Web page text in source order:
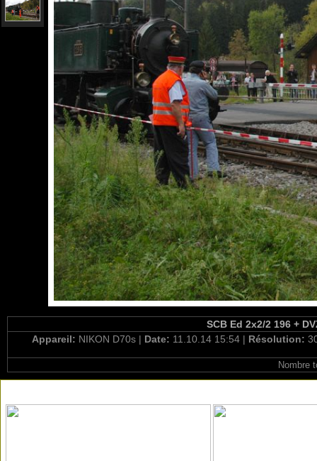
SCB Ed 2x2/2 196 +
Appareil: NIKON D70s | Date: 11.10.14 15:54 | Résolution:
Nombre